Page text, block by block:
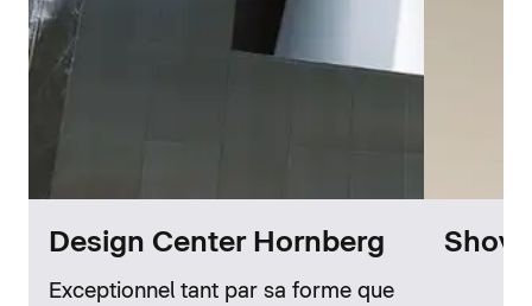
Design Center Hornberg
Exceptionnel tant par sa forme que